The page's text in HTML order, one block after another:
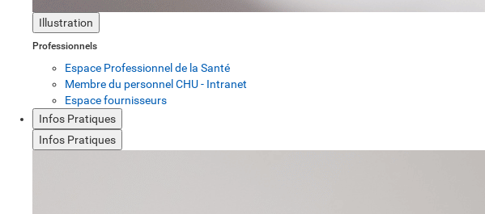
Illustration
Professionnels
Espace Professionnel de la Santé
Membre du personnel CHU - Intranet
Espace fournisseurs
Infos Pratiques
Infos Pratiques